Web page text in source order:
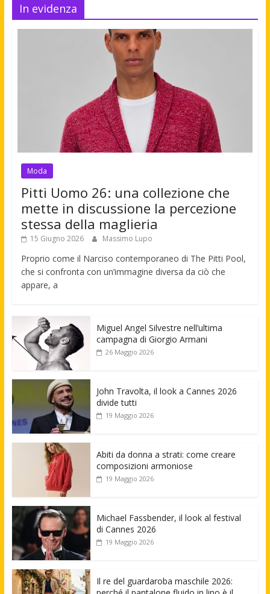
In evidenza
Moda
Pitti Uomo 26: una collezione che
mette in discussione la percezione
stessa della maglieria
15 Giugno 2026 Massimo Lupo
Proprio come il Narciso contemporaneo di The Pitti Pool,
che si confronta con un’immagine diversa da ciò che
appare, a
Miguel Angel Silvestre nell’ultima
campagna di Giorgio Armani
26 Maggio 2026
John Travolta, il look a Cannes 2026
divide tutti
19 Maggio 2026
Abiti da donna a strati: come creare
composizioni armoniose
19 Maggio 2026
Michael Fassbender, il look al festival
di Cannes 2026
19 Maggio 2026
Il re del guardaroba maschile 2026: